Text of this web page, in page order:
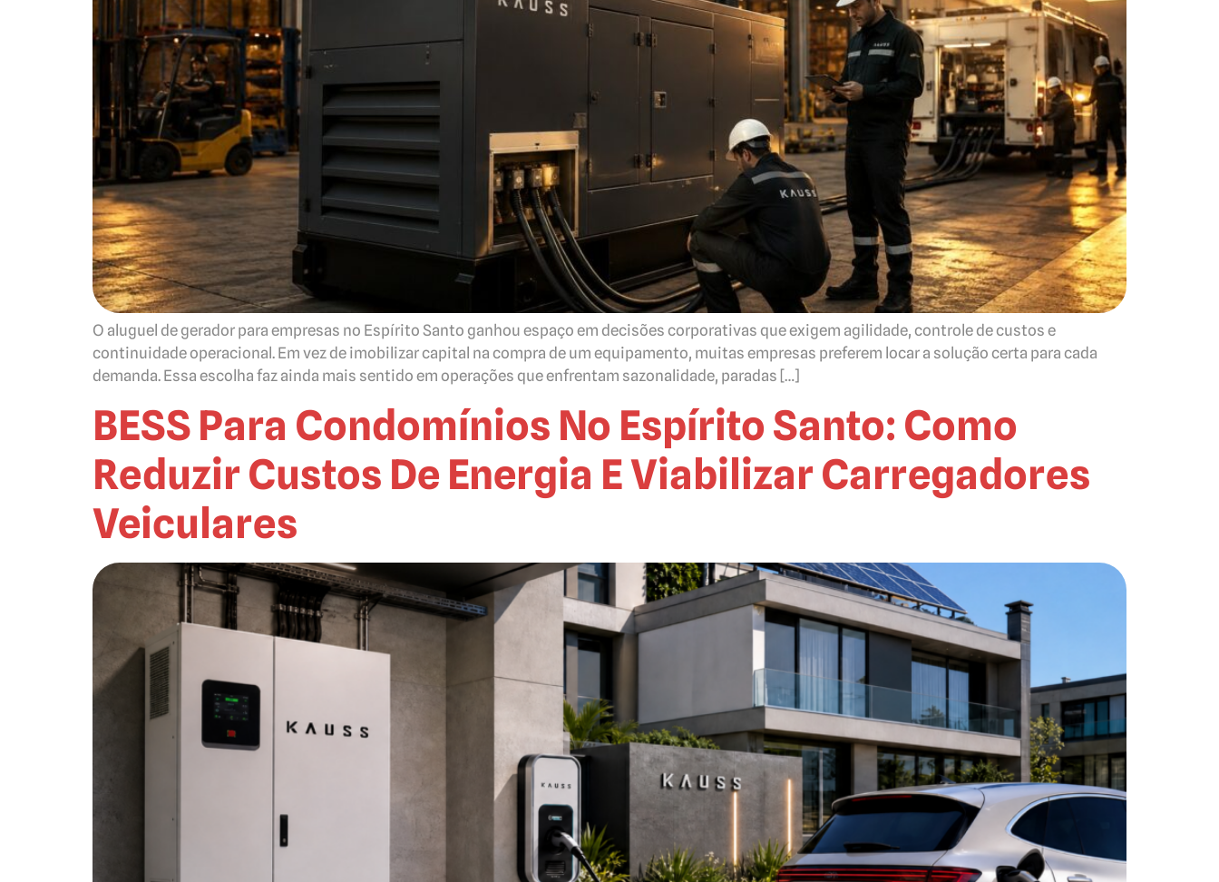
O aluguel de gerador para empresas no Espírito Santo ganhou espaço em decisões corporativas que exigem agilidade, controle de custos e
continuidade operacional. Em vez de imobilizar capital na compra de um equipamento, muitas empresas preferem locar a solução certa para cada
demanda. Essa escolha faz ainda mais sentido em operações que enfrentam sazonalidade, paradas […]
BESS Para Condomínios No Espírito Santo: Como
Reduzir Custos De Energia E Viabilizar Carregadores
Veiculares